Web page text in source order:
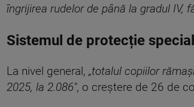
îngrijirea rudelor de până la gradul IV,
Sistemul de protecție
La nivel general, „totalul copiilor
2025, la 2.086", o creștere de 26 de